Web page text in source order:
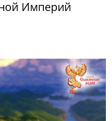
Империй